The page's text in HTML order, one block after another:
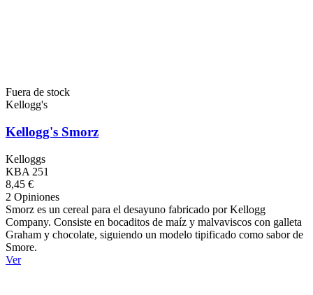
Fuera de stock
Kellogg's
Kellogg's Smorz
Kelloggs
KBA 251
8,45 €
2 Opiniones
Smorz es un cereal para el desayuno fabricado por Kellogg
Company. Consiste en bocaditos de maíz y malvaviscos con galleta
Graham y chocolate, siguiendo un modelo tipificado como sabor de
Smore.
Ver